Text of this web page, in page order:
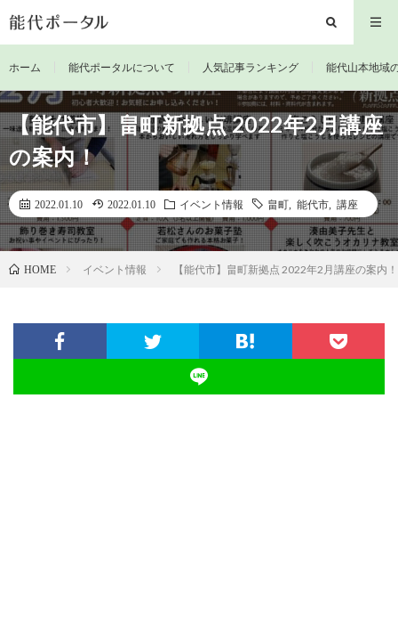
ホーム 能代ポータルについて 人気記事ランキング 能代山本地域
【能代市】畠町新拠点 2022年2月講座
の案内！
2022.01.10 2022.01.10 イベント情報 畠町 能代市 講座
HOME イベント情報 【能代市】畠町新拠点 2022年2月講座の案内！